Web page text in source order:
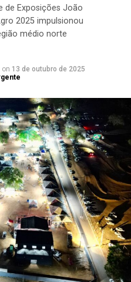
de Exposições João
2025 impulsionou
médio norte
on 13 de outubro de 2025